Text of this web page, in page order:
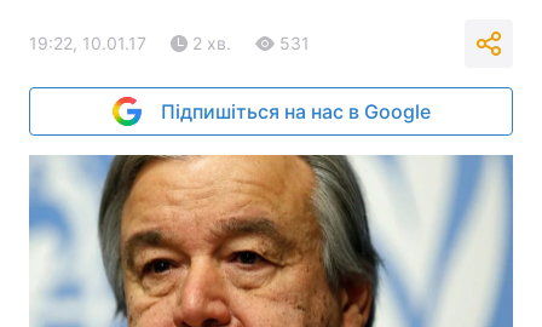
19:22, 10.01.17 2 хв. 531
Підпишіться на нас в Google